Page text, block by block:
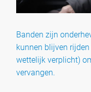
Banden zijn
kunnen blijven
wettelijk verplicht)
vervangen.